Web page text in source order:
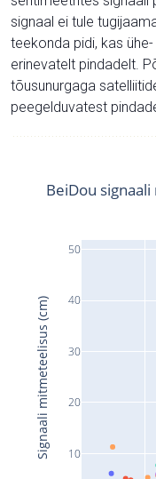
signaal ei tule
teekonda pidi, kas
erinevatelt pindadelt.
tõusunurgaga
peegelduvatest
10
20
30
40
50
BeiDou
Signaali mitmeteelisus (cm)